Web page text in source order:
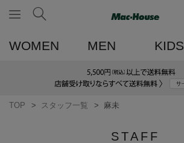
WOMEN MEN KIDS
TOP スタッフ一覧 麻未
STAFF